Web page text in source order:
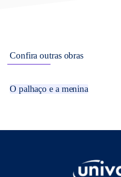
Confira outras obras
O palhaço e a menina